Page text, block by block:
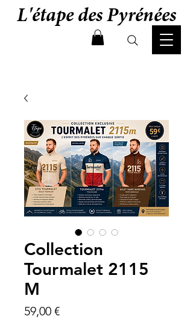
L'étape des Pyrénées
Collection
Tourmalet 2115
M
59,00 €Precio